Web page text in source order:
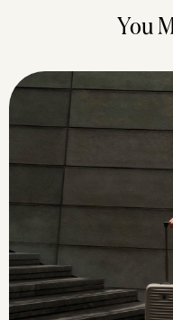
You